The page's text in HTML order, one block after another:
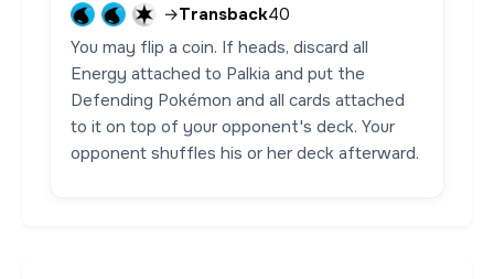
→Transback40
You may flip a coin. If heads, discard all
Energy attached to Palkia and put the
Defending Pokémon and all cards attached
to it on top of your opponent's deck. Your
opponent shuffles his or her deck afterward.